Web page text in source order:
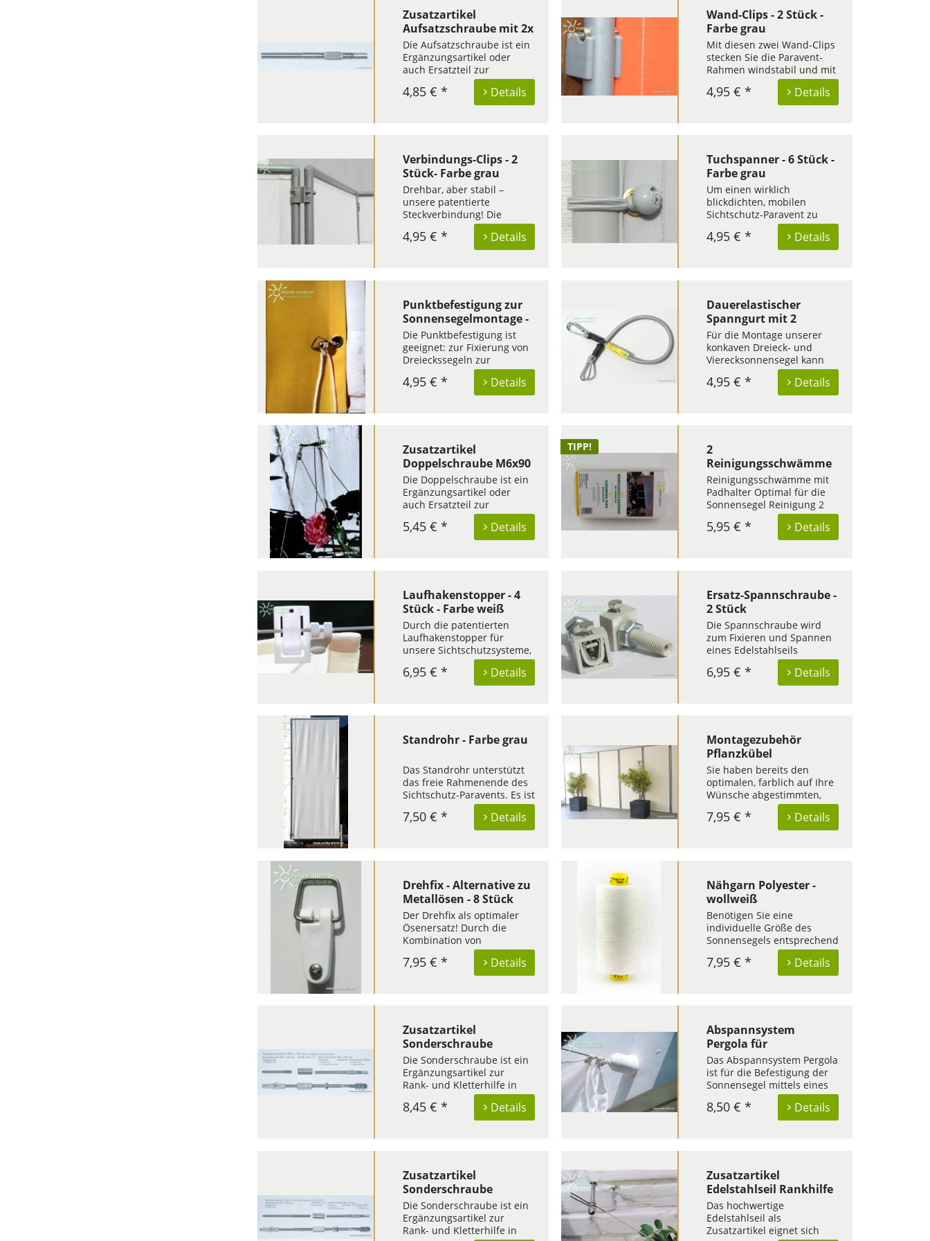
wie der Clematis nutzen,
indem Sie größere...
mm im...
Zusatzartikel
Aufsatzschraube mit 2x
metrischem Gewinde
M6x90 mm
Die Aufsatzschraube ist ein
Ergänzungsartikel oder
auch Ersatzteil zur
Rank- und Kletterhilfe in
Seilspanntechnik. Die
Aufsatzschraube M6 x 90
zwischen den...
Details
4,85 € *
Wand-Clips - 2 Stück -
Farbe grau
Mit diesen zwei Wand-Clips
stecken Sie die Paravent-
Rahmen windstabil und mit
einer effektiven
Kippsicherung an der Wand
fest. Dennoch ist der
zusammengefaltet an die...
Details
4,95 € *
Verbindungs-Clips - 2
Stück- Farbe grau
Drehbar, aber stabil –
unsere patentierte
Steckverbindung! Die
Verbindungs-Clips sind in
jedem Paravent-Set
passend zur Ausführung
einem Senkrecht-Rohr, das
bei Fußplatten,...
Details
4,95 € *
Tuchspanner - 6 Stück -
Farbe grau
Um einen wirklich
blickdichten, mobilen
Sichtschutz-Paravent zu
erhalten, sind in jedem
Paravent-Set elastische
Tuchspanner enthalten.
Randsaum je eine kleine...
Details
4,95 € *
Punktbefestigung zur
Sonnensegelmontage -
Edelstahl
Die Punktbefestigung ist
geeignet: zur Fixierung von
Dreieckssegeln zur
wandseitigen Befestigung
von Senkrecht-
Sonnensegeln zur
Darüber hinaus kann der
Trapezring zum...
Details
4,95 € *
Dauerelastischer
Spanngurt mit 2
Karabinerhaken
Für die Montage unserer
konkaven Dreieck- und
Vierecksonnensegel kann
der elastische Spanngurt
mit Karabinerhaken für eine
Fläche von ca. 5-20 m²
mit elastischen...
Details
4,95 € *
Zusatzartikel
Doppelschraube M6x90
mm - Edelstahl
Die Doppelschraube ist ein
Ergänzungsartikel oder
auch Ersatzteil zur
Rank- und Kletterhilfe in
Seilspanntechnik.Die
Doppelschraube M6 x 90
zwischen den...
Details
5,45 € *
TIPP!
2
Reinigungsschwämme
Reinigungsschwämme mit
Padhalter Optimal für die
Sonnensegel Reinigung 2
Stück Zubehör für den
"Reiniger & Fleckentferner"
Details
5,95 € *
Laufhakenstopper - 4
Stück - Farbe weiß
Durch die patentierten
Laufhakenstopper für
unsere Sichtschutzsysteme,
können Sie den Grad der
Beschattung sowohl im
Innen- als auch im
Verwehen und damit ein...
Details
6,95 € *
Ersatz-Spannschraube -
2 Stück
Die Spannschraube wird
zum Fixieren und Spannen
eines Edelstahlseils
benötigt. Sie ist in allen
Bausätzen enthalten. Im
Kopf der Spannschraube
Spannschraube besteht
aus...
Details
6,95 € *
Standrohr - Farbe grau
Das Standrohr unterstützt
das freie Rahmenende des
Sichtschutz-Paravents. Es ist
bereits bei jedem 1er und
3er Paravent im
Lieferumfang enthalten und
schicker...
Details
7,50 € *
Montagezubehör
Pflanzkübel
Sie haben bereits den
optimalen, farblich auf Ihre
Wünsche abgestimmten,
Pflanzkübel erworben und
möchten diesen in
Kombination mit dem
richtige Produkt, um Ihren
Balkon,...
Details
7,95 € *
Drehfix - Alternative zu
Metallösen - 8 Stück
Der Drehfix als optimaler
Ösenersatz! Durch die
Kombination von
Speziallaufhaken zum
Festschrauben am
Sonnensegel und den
Verletzungsgefahr beim
mühsamen Einschlagen
von...
Details
7,95 € *
Nähgarn Polyester -
wollweiß
Benötigen Sie eine
individuelle Größe des
Sonnensegels entsprechend
Ihrem Verwendungszweck?
Bestellen Sie unsere
Standardgrößen und
Änderung das spezielle
Polyester...
Details
7,95 € *
Zusatzartikel
Sonderschraube
M6x140 mm - Edelstahl
Die Sonderschraube ist ein
Ergänzungsartikel zur
Rank- und Kletterhilfe in
Seilspanntechnik. Die
Sonderschraube M6 x140
mm ist eine verlängerte
Wänden mit
Wärmedämmung oder...
Details
8,45 € *
Abspannsystem
Pergola für
Sonnensegel in
Seilspanntechnik - 1
Stück
Das Abspannsystem Pergola
ist für die Befestigung der
Sonnensegel mittels eines
Edelstahlseils zwischen
zwei Flächen geeignet. Das
Abspannsystem ist in allen
bestellt...
Details
8,50 € *
Zusatzartikel
Sonderschraube
M6x190 mm - Edelstahl
Die Sonderschraube ist ein
Ergänzungsartikel zur
Rank- und Kletterhilfe in
Zusatzartikel
Edelstahlseil Rankhilfe
6 m
Das hochwertige
Edelstahlseil als
Zusatzartikel eignet sich